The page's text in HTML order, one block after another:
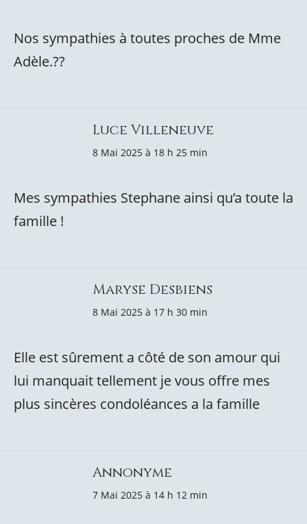
Nos sympathies à toutes proches de Mme
Adèle.??
Luce Villeneuve
8 Mai 2025 à 18 h 25 min
Mes sympathies Stephane ainsi qu’a toute la
famille !
Maryse Desbiens
8 Mai 2025 à 17 h 30 min
Elle est sûrement a côté de son amour qui
lui manquait tellement je vous offre mes
plus sincères condoléances a la famille
Annonyme
7 Mai 2025 à 14 h 12 min